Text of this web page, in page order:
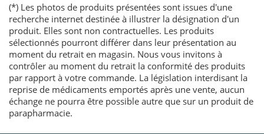
(*) Les photos de produits présentées sont issues d'une
recherche internet destinée à illustrer la désignation d'un
produit. Elles sont non contractuelles. Les produits
sélectionnés pourront différer dans leur présentation au
moment du retrait en magasin. Nous vous invitons à
contrôler au moment du retrait la conformité des produits
par rapport à votre commande. La législation interdisant la
reprise de médicaments emportés après une vente, aucun
échange ne pourra être possible autre que sur un produit de
parapharmacie.